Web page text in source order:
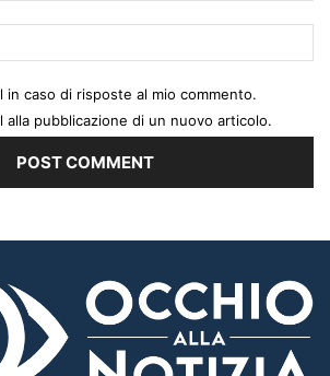
in caso di risposte al mio commento.
alla pubblicazione di un nuovo articolo.